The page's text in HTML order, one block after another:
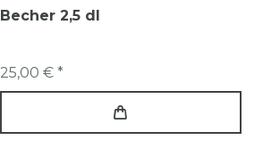
Becher 2,5 dl
25,00 € *